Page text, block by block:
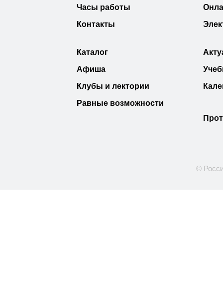
Часы работы
Контакты
Каталог
Афиша
Клубы и лектории
Равные возможности
©